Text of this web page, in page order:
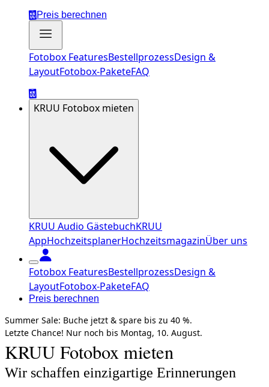
Preis berechnen
Fotobox FeaturesBestellprozessDesign &
LayoutFotobox-PaketeFAQ
KRUU Fotobox mieten
KRUU Audio GästebuchKRUU
AppHochzeitsplanerHochzeitsmagazinÜber uns
Fotobox FeaturesBestellprozessDesign &
LayoutFotobox-PaketeFAQ
Preis berechnen
Summer Sale: Buche jetzt & spare bis zu 40 %.
Letzte Chance! Nur noch bis Montag, 10. August.
KRUU Fotobox mieten
Wir schaffen einzigartige Erinnerungen